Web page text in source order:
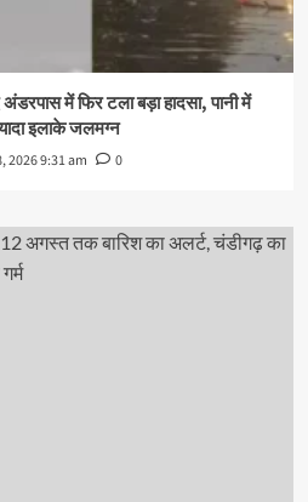
में फिर टला बड़ा हादसा, पानी में
इलाके जलमग्न
2026 9:31 am 0